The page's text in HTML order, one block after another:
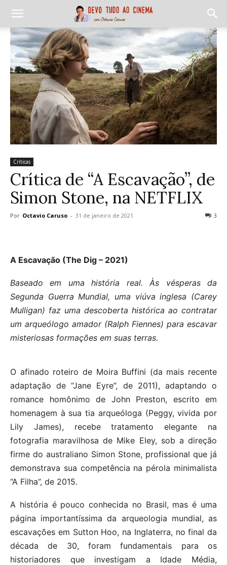
Críticas
Crítica de “A Escavação”, de
Simon Stone, na NETFLIX
Por Octavio Caruso - 31 de janeiro de 2021 3
A Escavação (The Dig – 2021)
Baseado em uma história real. Às vésperas da
Segunda Guerra Mundial, uma viúva inglesa (Carey
Mulligan) faz uma descoberta histórica ao contratar
um arqueólogo amador (Ralph Fiennes) para escavar
misteriosas formações em suas terras.
O afinado roteiro de Moira Buffini (da mais recente
adaptação de “Jane Eyre”, de 2011), adaptando o
romance homônimo de John Preston, escrito em
homenagem à sua tia arqueóloga (Peggy, vivida por
Lily James), recebe tratamento elegante na
fotografia maravilhosa de Mike Eley, sob a direção
firme do australiano Simon Stone, profissional que já
demonstrava sua competência na pérola minimalista
“A Filha”, de 2015.
A história é pouco conhecida no Brasil, mas é uma
página importantíssima da arqueologia mundial, as
escavações em Sutton Hoo, na Inglaterra, no final da
década de 30, foram fundamentais para os
historiadores que investigam a Idade Média,